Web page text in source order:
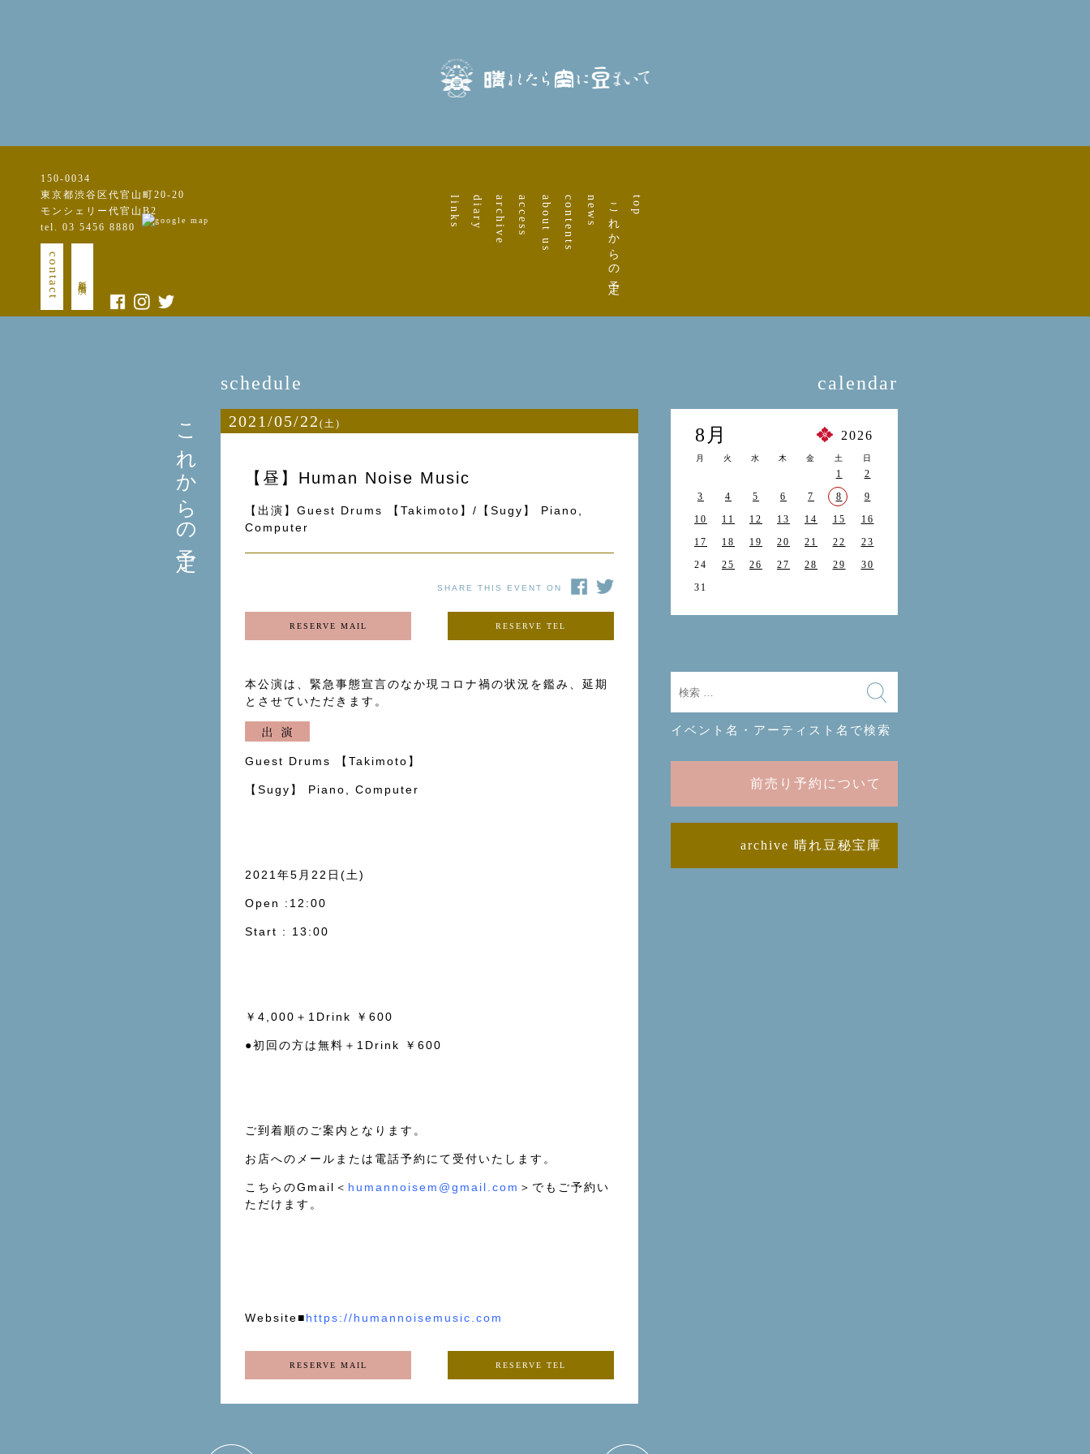
top
これからの予定
news
contents
about us
access
archive
diary
links
150-0034
東京都渋谷区代官山町20-20
モンシェリー代官山B2
tel. 03 5456 8880
contact
これからの予定
schedule
2021/05/22 (土)
【昼】Human Noise Music
【出演】Guest Drums 【Takimoto】/【Sugy】 Piano,
Computer
SHARE THIS EVENT ON
RESERVE MAIL RESERVE TEL
本公演は、緊急事態宣言のなか現コロナ禍の状況を鑑み、延期
とさせていただきます。
Guest Drums 【Takimoto】
【Sugy】 Piano, Computer
2021年5月22日(土)
Open :12:00
Start : 13:00
￥4,000＋1Drink ￥600
●初回の方は無料＋1Drink ￥600
ご到着順のご案内となります。
お店へのメールまたは電話予約にて受付いたします。
こちらのGmail＜ humannoisem@gmail.com ＞でもご予約い
ただけます。
Website■https://humannoisemusic.com
RESERVE MAIL RESERVE TEL
calendar
8月 2026
月 火 水 木 金 土 日
1
2
3
4 5 6 7 8
9
10
11 12 13 14 15
16
17
18 19 20 21 22
23
24
25 26 27 28 29
30
31
イベント名・アーティスト名で検索
前売り予約について
archive 晴れ豆秘宝庫